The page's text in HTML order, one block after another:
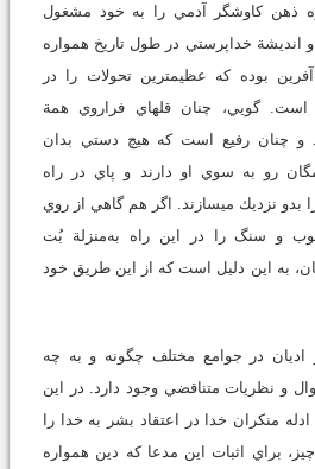
ذهن كاوشگر آدمي را به خود مشغول
خداپرستي در طول تاريخ همواره
بوده كه عظيم‏ترين تحولات را در
است. گويي، چنان قله‏اي فراروي همة
و چنان رفيع است كه هيچ دستي بدان
رو به سوي او دارند و پاي در راه
بدو نزديك مي‏سازند. اگر هم گاهي از روي
و سنگ را در اين راه به‌منزلة بُت
به اين دليل است كه از اين طريق خود
اديان در جوامع مختلف چگونه و به چه
و نظريات متناقضي وجود دارد. در اين
ادله منكران خدا در اعتقاد بشر به خدا را
براي اثبات اين مدعا كه دين همواره